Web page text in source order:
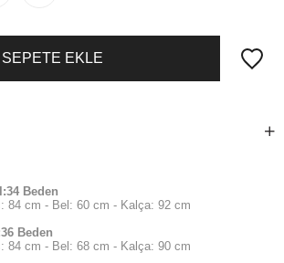
Beden
84 cm - Bel: 60 cm - Kalça: 92 cm
Beden
84 cm - Bel: 68 cm - Kalça: 90 cm